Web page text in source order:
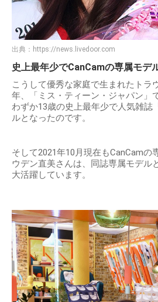
出典： https://news.livedoor.com
史上最年少でCanCamの専属モデ
こうして優秀な家庭で生まれたトラ
年、「ミス・ティーン・ジャパン」
わずか13歳の史上最年少で人気雑誌
ルとなったのです。
そして2021年10月現在もCanCamの
ウデン直美さんは、同誌専属モデル
大活躍しています。